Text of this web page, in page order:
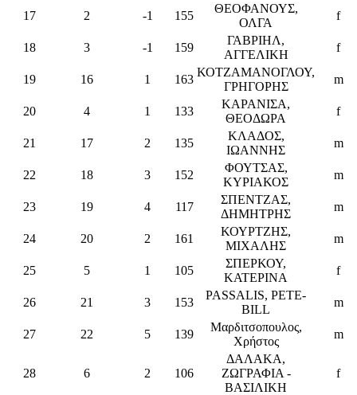
17 2 -1 155
ΘΕΟΦΑΝΟΥΣ,
ΟΛΓΑ
f
18 3 -1 159
ΓΑΒΡΙΗΛ,
ΑΓΓΕΛΙΚΗ
f
19 16 1 163
ΚΟΤΖΑΜΑΝΟΓΛΟΥ,
ΓΡΗΓΟΡΗΣ
m
20 4 1 133
ΚΑΡΑΝΙΣΑ,
ΘΕΟΔΩΡΑ
f
21 17 2 135
ΚΛΑΔΟΣ,
ΙΩΑΝΝΗΣ
m
22 18 3 152
ΦΟΥΤΣΑΣ,
ΚΥΡΙΑΚΟΣ
m
23 19 4 117
ΣΠΕΝΤΖΑΣ,
ΔΗΜΗΤΡΗΣ
m
24 20 2 161
ΚΟΥΡΤΖΗΣ,
ΜΙΧΑΛΗΣ
m
25 5 1 105
ΣΠΕΡΚΟΥ,
ΚΑΤΕΡΙΝΑ
f
26 21 3 153
PASSALIS, PETE-
BILL
m
27 22 5 139
Μαρδιτσοπουλος,
Χρήστος
m
28 6 2 106
ΔΑΛΑΚΑ,
ΖΩΓΡΑΦΙΑ -
ΒΑΣΙΛΙΚΗ
f